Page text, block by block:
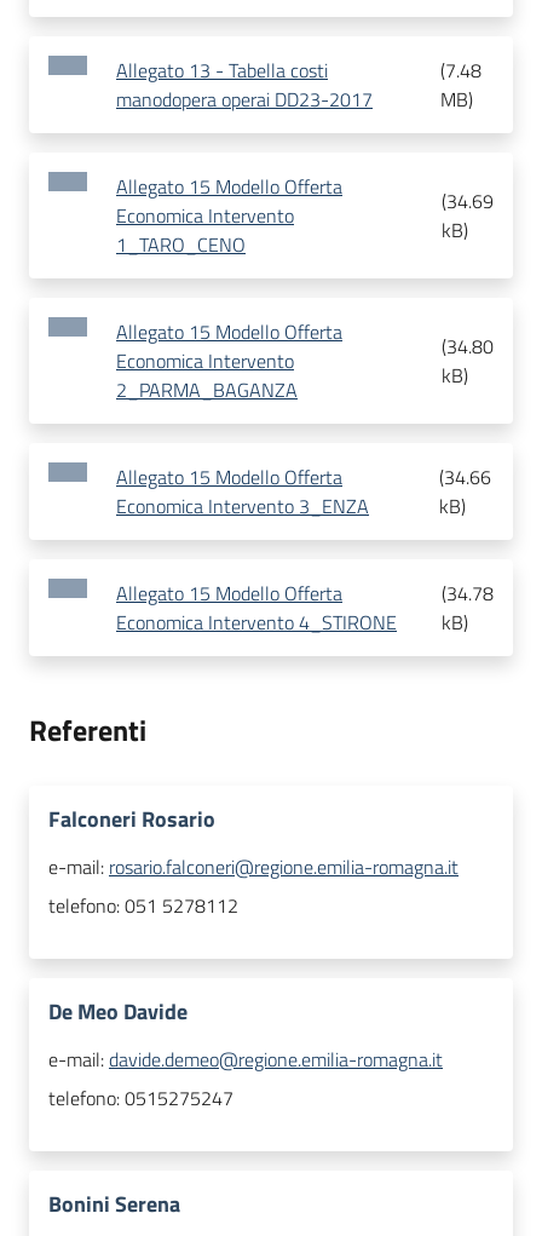
Allegato 13 - Tabella costi
manodopera operai DD23-2017
(7.48
MB)
Allegato 15 Modello Offerta
Economica Intervento
1_TARO_CENO
(34.69
kB)
Allegato 15 Modello Offerta
Economica Intervento
2_PARMA_BAGANZA
(34.80
kB)
Allegato 15 Modello Offerta
Economica Intervento 3_ENZA
(34.66
kB)
Allegato 15 Modello Offerta
Economica Intervento 4_STIRONE
(34.78
kB)
Referenti
Falconeri Rosario
e-mail: rosario.falconeri@regione.emilia-romagna.it
telefono:051 5278112
De Meo Davide
e-mail:davide.demeo@regione.emilia-romagna.it
telefono:0515275247
Bonini Serena